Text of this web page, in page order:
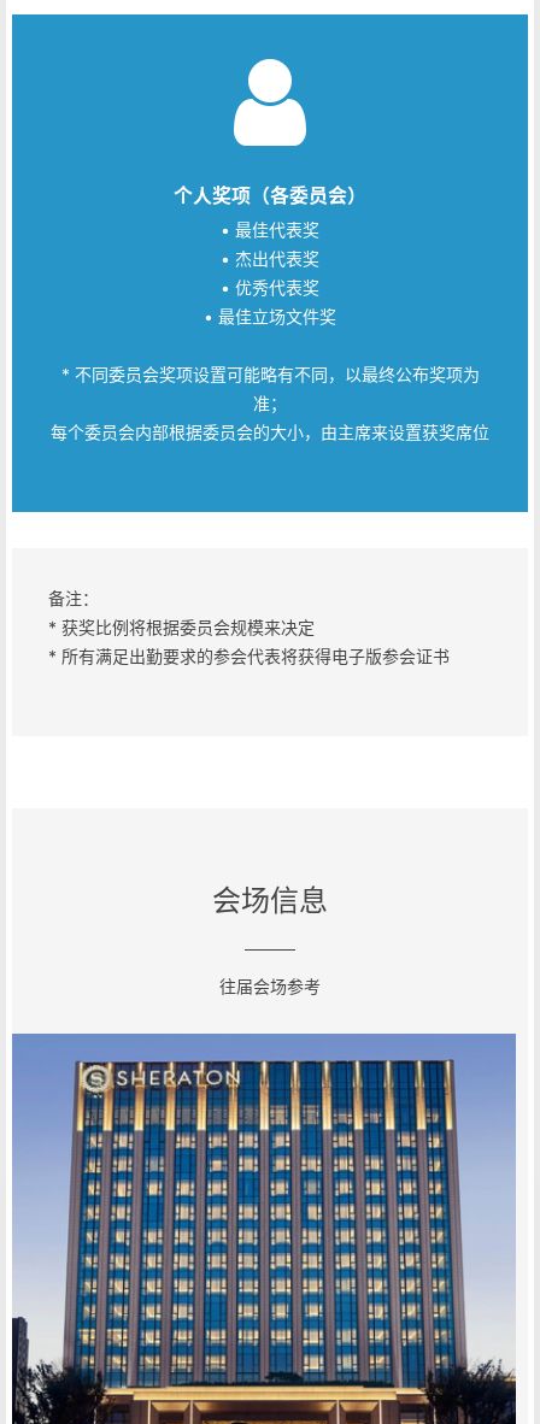
个人奖项（各委员会）
• 最佳代表奖
• 杰出代表奖
• 优秀代表奖
• 最佳立场文件奖
* 不同委员会奖项设置可能略有不同，以最终公布奖项为
准；
每个委员会内部根据委员会的大小，由主席来设置获奖席位
备注：
* 获奖比例将根据委员会规模来决定
* 所有满足出勤要求的参会代表将获得电子版参会证书
会场信息
往届会场参考